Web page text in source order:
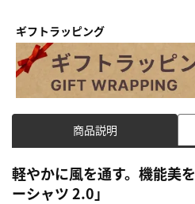
ギフトラッピング
商品説明
軽やかに風を通す。機能美
ーシャツ 2.0」